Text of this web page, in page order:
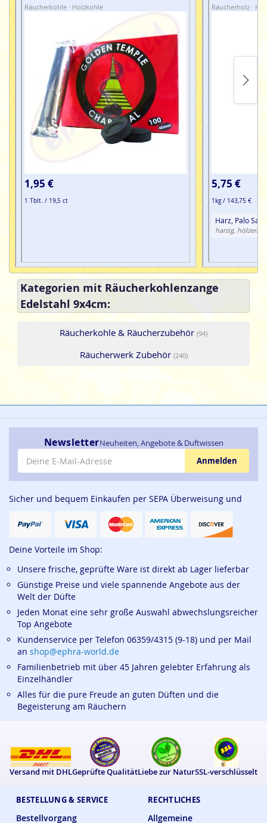
Räucherkohle · Holzkohle
1,95 €
1 Tblt. / 19,5 ct
Räucherholz ·
5,75 €
1kg / 143,75 €
Harz, Palo
harzig, hölzern,
Kategorien mit Räucherkohlenzange
Edelstahl 9x4cm:
Räucherkohle & Räucherzubehör (94)
Räucherwerk Zubehör (240)
BESTELLUNG & SERVICE
Bestellvorgang
RECHTLICHES
Allgemeine
NewsletterNeuheiten, Angebote & Duftwissen
E-Mail-Adresse
Anmelden
Sicher und bequem Einkaufen per SEPA Überweisung und
Deine Vorteile im Shop:
Unsere frische, geprüfte Ware ist direkt ab Lager lieferbar
Günstige Preise und viele spannende Angebote aus der
Welt der Düfte
Jeden Monat eine sehr große Auswahl abwechslungsreicher
Top Angebote
Kundenservice per Telefon 06359/4315 (9-18) und per Mail
an shop@ephra-world.de
Familienbetrieb mit über 45 Jahren gelebter Erfahrung als
Einzelhändler
Alles für die pure Freude an guten Düften und die
Begeisterung am Räuchern
Versand mit DHLGeprüfte QualitätLiebe zur NaturSSL-verschlüsselt